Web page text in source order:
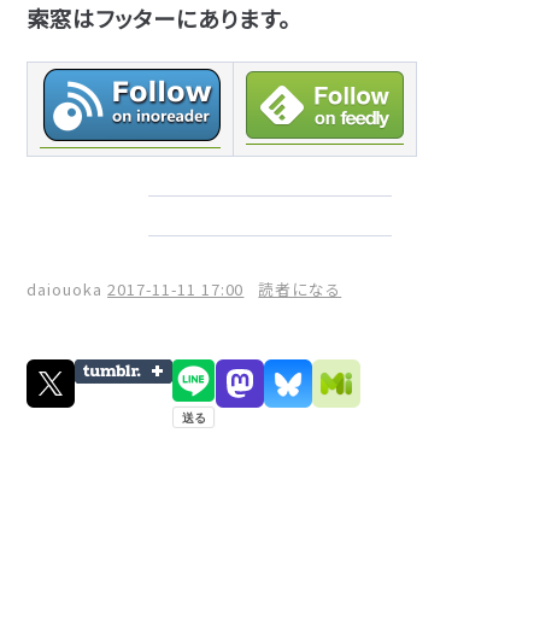
索窓はフッターにあります。
daiouoka 2017-11-11 17:00 読者になる